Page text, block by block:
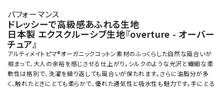
パフォーマンス
ドレッシーで高級感あふれる生地
日本製 エクスクルーシブ生地『overture - オーバー
チュア』
アルティメイトピマ®オーガニックコットン素材のふっくらした自然な風合いが
相まって、大人の余裕を感じさせる仕上がり。シルクのような光沢と繊細な柔
軟性は格別で、洗濯を繰り返しても風合いが保たれます。さらに油脂分が多
く、触れたときにとても柔らかで、優れた通気性と吸水性も魅力です。手にとる